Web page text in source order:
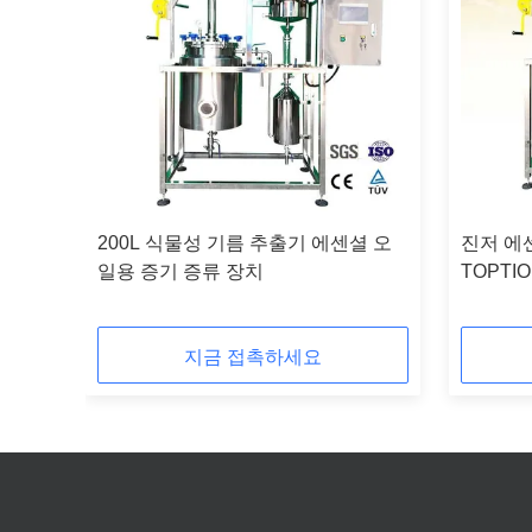
200L 식물성 기름 추출기 에센셜 오
일용 증기 증류 장치
지금 접촉하세요
진저 에